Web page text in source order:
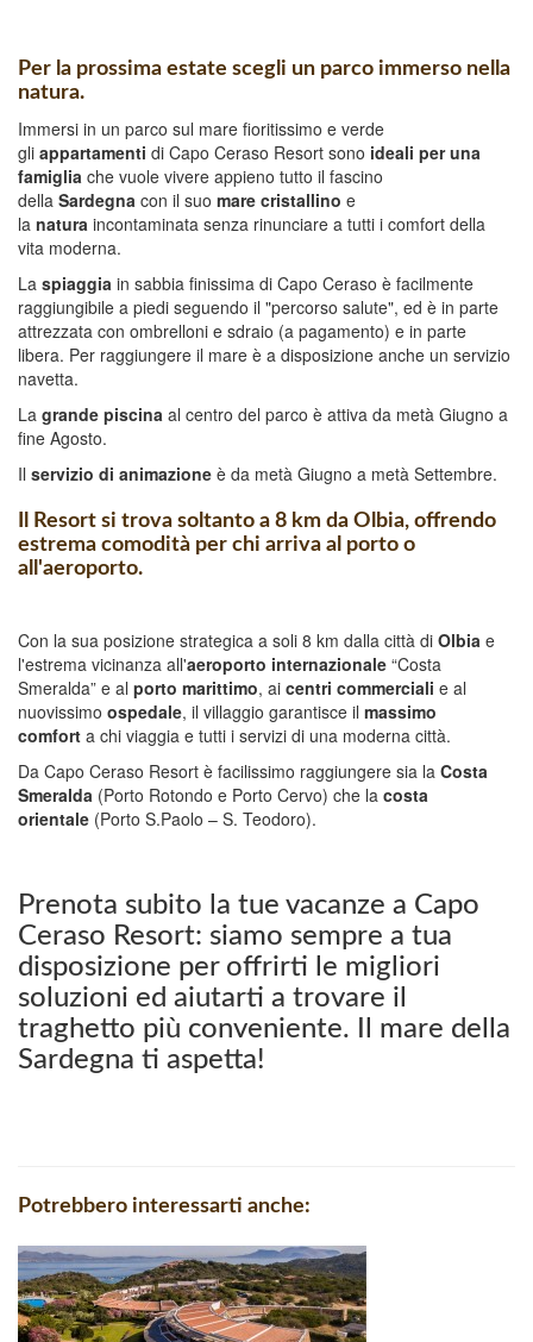
Per la prossima estate scegli un parco immerso nella
natura.
Immersi in un parco sul mare fioritissimo e verde
gli appartamenti di Capo Ceraso Resort sono ideali per una
famiglia che vuole vivere appieno tutto il fascino
della Sardegna con il suo mare cristallino e
la natura incontaminata senza rinunciare a tutti i comfort della
vita moderna.
La spiaggia in sabbia finissima di Capo Ceraso è facilmente
raggiungibile a piedi seguendo il "percorso salute", ed è in parte
attrezzata con ombrelloni e sdraio (a pagamento) e in parte
libera. Per raggiungere il mare è a disposizione anche un servizio
navetta.
La grande piscina al centro del parco è attiva da metà Giugno a
fine Agosto.
Il servizio di animazione è da metà Giugno a metà Settembre.
Il Resort si trova soltanto a 8 km da Olbia, offrendo
estrema comodità per chi arriva al porto o
all'aeroporto.
Con la sua posizione strategica a soli 8 km dalla città di Olbia e
l'estrema vicinanza all'aeroporto internazionale “Costa
Smeralda” e al porto marittimo, ai centri commerciali e al
nuovissimo ospedale, il villaggio garantisce il massimo
comfort a chi viaggia e tutti i servizi di una moderna città.
Da Capo Ceraso Resort è facilissimo raggiungere sia la Costa
Smeralda (Porto Rotondo e Porto Cervo) che la costa
orientale (Porto S.Paolo – S. Teodoro).
Prenota subito la tue vacanze a Capo
Ceraso Resort: siamo sempre a tua
disposizione per offrirti le migliori
soluzioni ed aiutarti a trovare il
traghetto più conveniente. Il mare della
Sardegna ti aspetta!
Potrebbero interessarti anche: